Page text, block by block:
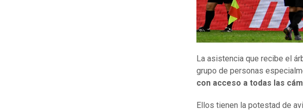
La asistencia que recibe el
grupo de personas
con acceso a todas las
Ellos tienen la potestad de